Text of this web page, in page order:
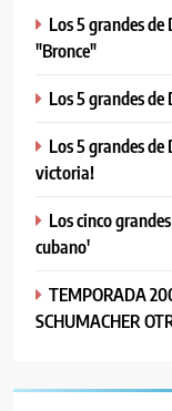
Los 5 grandes
"Bronce"
Los 5 grandes
Los 5 grandes
victoria!
Los cinco
cubano'
TEMPORADA
SCHUMACHER